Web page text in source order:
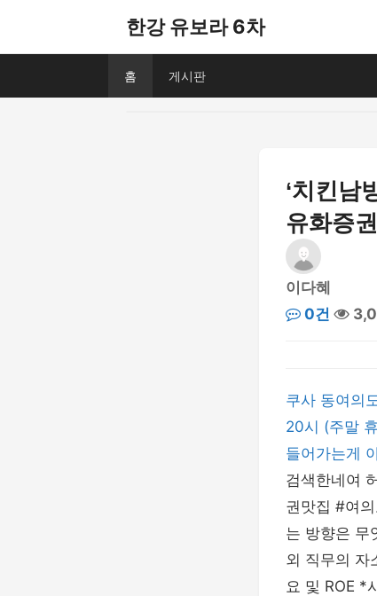
한강 유보라 6차
홈 게시판
‘치킨남
유화증
이다혜
0건
쿠사 동여의
20시 (주말
들어가는게
검색한네여
권맛집 #여
는 방향은 무
외 직무의 자
요 및 ROE *